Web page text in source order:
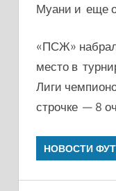
Муани и еще
«ПСЖ»
место в
Лиги
строчке — 8
НОВОСТИ